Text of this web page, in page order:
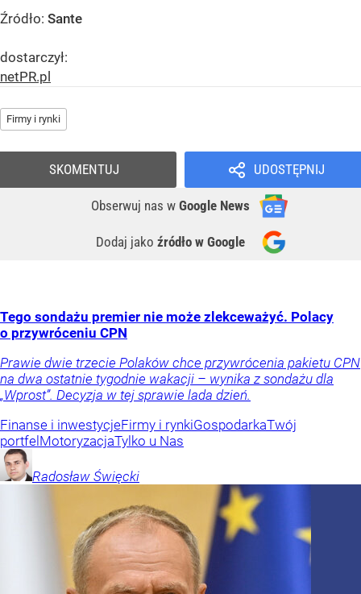
Źródło: Sante
dostarczył:
netPR.pl
Firmy i rynki
UDOSTĘPNIJ
Obserwuj nas w Google News
Dodaj jako źródło w Google
SKOMENTUJ
Tego sondażu premier nie może zlekceważyć. Polacy
o przywróceniu CPN
Prawie dwie trzecie Polaków chce przywrócenia pakietu CPN
na dwa ostatnie tygodnie wakacji – wynika z sondażu dla
„Wprost”. Decyzja w tej sprawie lada dzień.
Finanse i inwestycjeFirmy i rynkiGospodarkaTwój
portfel MotoryzacjaTylko u Nas
Radosław Święcki